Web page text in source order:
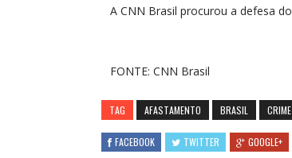
ACNN Brasil procurou a defesa
FONTE: CNN Brasil
TAG AFASTAMENTO BRASIL CRIME
FACEBOOK TWITTER GOOGLE+